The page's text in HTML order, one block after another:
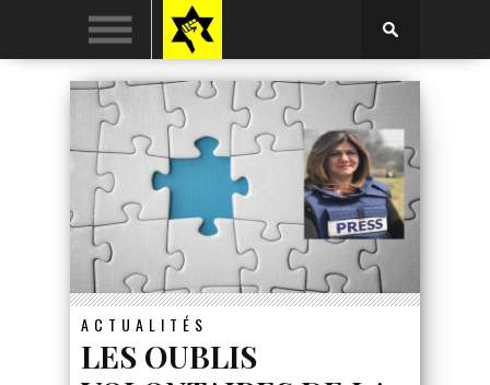
ACTUALITÉS
LES OUBLIS